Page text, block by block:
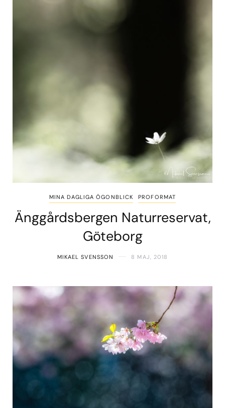
MINA DAGLIGA ÖGONBLICK PROFORMAT
Änggårdsbergen Naturreservat,
Göteborg
MIKAEL SVENSSON 8 MAJ, 2018